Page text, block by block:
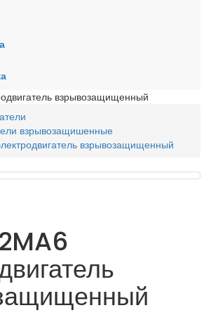
взрывозащищенный
взрывозащишенные
взрывозащищенный